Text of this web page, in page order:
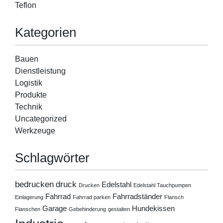
Teflon
Kategorien
Bauen
Dienstleistung
Logistik
Produkte
Technik
Uncategorized
Werkzeuge
Schlagwörter
bedrucken druck Drucken Edelstahl
Edelstahl Tauchpumpen
Einlagerung Fahrrad Fahrrad parken Fahrradständer Flansch
Flanschen Garage Gebehinderung gestalten Hundekissen